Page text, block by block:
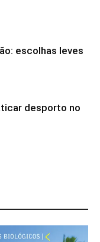
escolhas leves
desporto no